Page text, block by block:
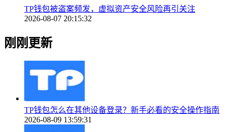
TP钱包被盗案频发，虚拟资产安全风险再引关注
2026-08-07 20:15:32
刚刚更新
TP钱包怎么在其他设备登录？新手必看的安全操作指南
2026-08-09 13:59:31